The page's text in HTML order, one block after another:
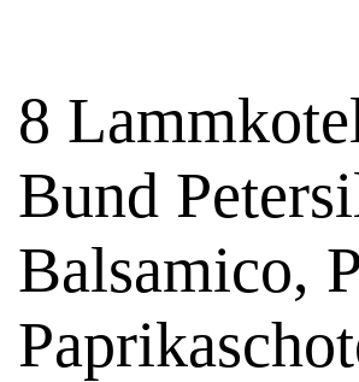
8
Bund
Balsamico,